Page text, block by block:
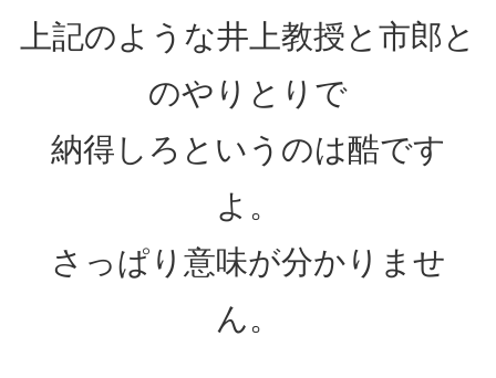
上記のような井上教授と市郎と
のやりとりで
納得しろというのは酷です
よ。
さっぱり意味が分かりませ
ん。